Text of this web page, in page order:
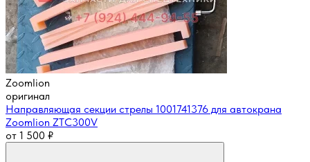
Zoomlion
оригинал
Направляющая секции стрелы 1001741376 для автокрана
Zoomlion ZTC300V
от 1 500 ₽